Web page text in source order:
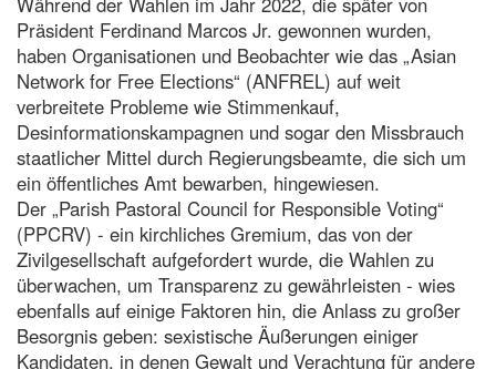
Präsident Ferdinand Marcos Jr. gewonnen wurden,
haben Organisationen und Beobachter wie das „Asian
Network for Free Elections“ (ANFREL) auf weit
verbreitete Probleme wie Stimmenkauf,
Desinformationskampagnen und sogar den Missbrauch
staatlicher Mittel durch Regierungsbeamte, die sich um
ein öffentliches Amt bewarben, hingewiesen.
Der „Parish Pastoral Council for Responsible Voting“
(PPCRV) - ein kirchliches Gremium, das von der
Zivilgesellschaft aufgefordert wurde, die Wahlen zu
überwachen, um Transparenz zu gewährleisten - wies
ebenfalls auf einige Faktoren hin, die Anlass zu großer
Besorgnis geben: sexistische Äußerungen einiger
Kandidaten, in denen Gewalt und Verachtung für andere